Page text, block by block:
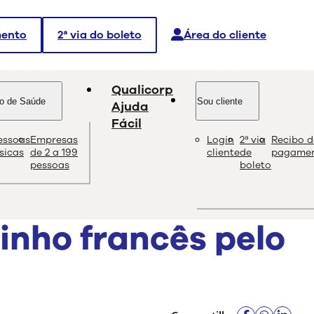
2ª via do boleto Área do cliente
de Saúde
Empresas
de 2 a 199
pessoas
Qualicorp
Ajuda
Fácil
Sou cliente
Login
cliente
2ª via
de
boleto
Recibo
e as melhores soluções sobre saúde e bem-estar.
francês pelo